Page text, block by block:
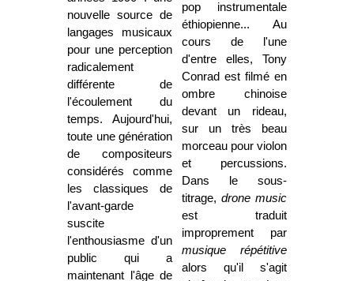
nouvelle source de
langages musicaux
pour une perception
radicalement
différente de
l'écoulement du
temps. Aujourd'hui,
toute une génération
de compositeurs
considérés comme
les classiques de
l'avant-garde
suscite
l'enthousiasme d'un
public qui a
maintenant l'âge de
pop instrumentale
éthiopienne... Au
cours de l'une
d'entre elles, Tony
Conrad est filmé en
ombre chinoise
devant un rideau,
sur un très beau
morceau pour violon
et percussions.
Dans le sous-
titrage, drone music
est traduit
improprement par
musique répétitive
alors qu'il s'agit